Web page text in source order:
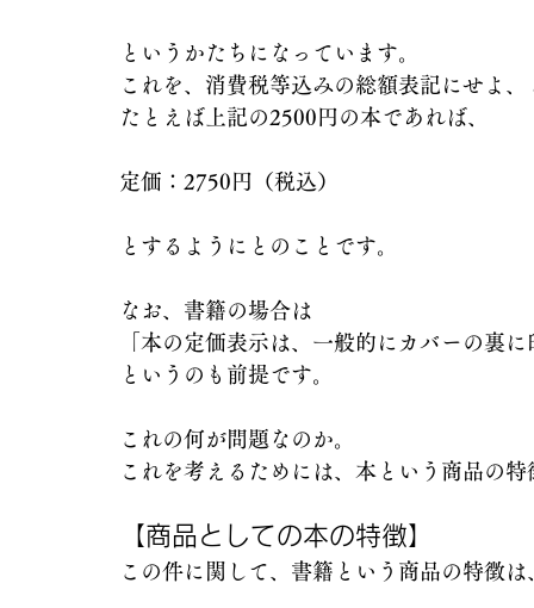
というかたちになっています。
これを、消費税等込みの総額表記にせよ
たとえば上記の2500円の本であれば、
定価：2750円（税込）
とするようにとのことです。
なお、書籍の場合は
「本の定価表示は、一般的にカバーの裏
というのも前提です。
これの何が問題なのか。
これを考えるためには、本という商品の
【商品としての本の特徴】
この件に関して、書籍という商品の特徴